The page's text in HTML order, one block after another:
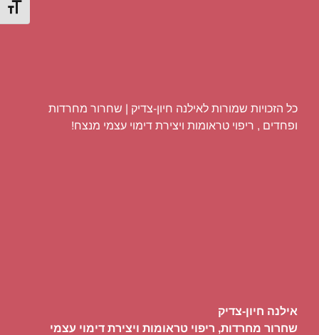
מתג
כל הזכויות שמורות לאילנה חיון-צדיק | שחרור מחרדות
ופחדים , ריפוי טראומות ויצירת דימוי עצמי מנצח!
אילנה חיון-צדיק
שחרור מחרדות, ריפוי טראומות ויצירת דימוי עצמי